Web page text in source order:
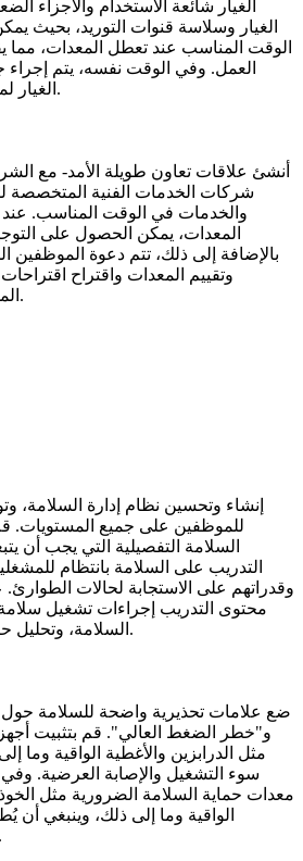
الغيار شائعة الاستخدام والأجزاء
الغيار وسلاسة قنوات التوريد، بحيث
الوقت المناسب عند تعطل المعدات،
العمل. وفي الوقت نفسه، يتم
الغيار لمنع انتهاء صلاحيتها أو تلفها.
أنشئ علاقات تعاون طويلة الأمد- مع
شركات الخدمات الفنية المتخصصة
والخدمات في الوقت المناسب.
المعدات، يمكن الحصول على
بالإضافة إلى ذلك، تتم دعوة الموظفين
وتقييم المعدات واقتراح
المستوى التشغيلي للمعدات.
إنشاء وتحسين نظام إدارة السلامة،
للموظفين على جميع المستويات.
السلامة التفصيلية التي يجب أن
التدريب على السلامة بانتظام
وقدراتهم على الاستجابة لحالات
محتوى التدريب إجراءات تشغيل
السلامة، وتحليل حالة الحوادث، وما إلى ذلك.
ضع علامات تحذيرية واضحة للسلامة
و"خطر الضغط العالي". قم بتثبيت
مثل الدرابزين والأغطية الواقية وما
سوء التشغيل والإصابة العرضية.
معدات حماية السلامة الضرورية مثل
الواقية وما إلى ذلك، وينبغي أن
واستخدامها بشكل صحيح.